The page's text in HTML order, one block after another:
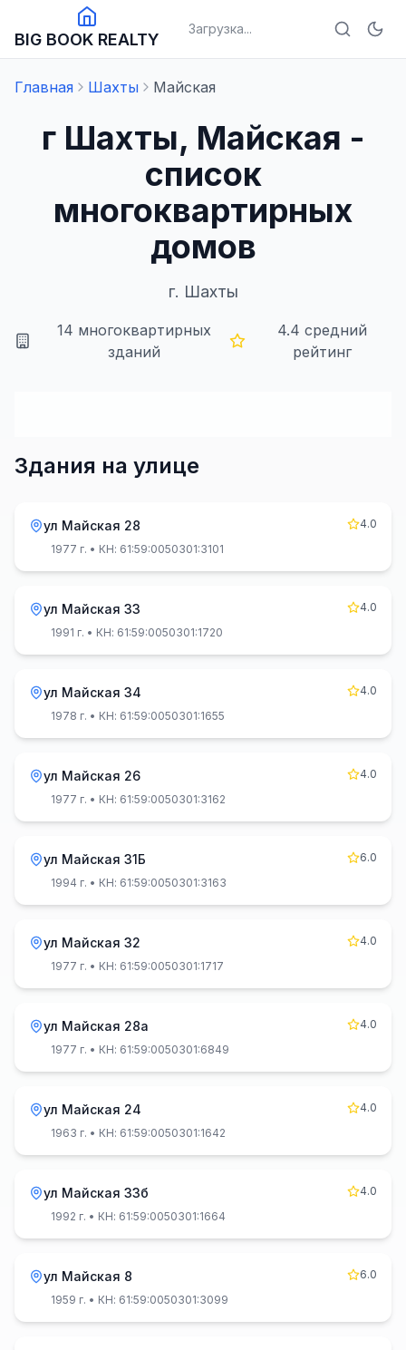
BIG BOOK REALTY
Загрузка...
Главная Шахты Майская
г Шахты, Майская -
список
многоквартирных
домов
г. Шахты
14 многоквартирных
зданий
4.4 средний
рейтинг
Здания на улице
ул Майская 28
4.0
1977 г. • КН: 61:59:0050301:3101
ул Майская 33
4.0
1991 г. • КН: 61:59:0050301:1720
ул Майская 34
4.0
1978 г. • КН: 61:59:0050301:1655
ул Майская 26
4.0
1977 г. • КН: 61:59:0050301:3162
ул Майская 31Б
6.0
1994 г. • КН: 61:59:0050301:3163
ул Майская 32
4.0
1977 г. • КН: 61:59:0050301:1717
ул Майская 28а
4.0
1977 г. • КН: 61:59:0050301:6849
ул Майская 24
4.0
1963 г. • КН: 61:59:0050301:1642
ул Майская 33б
4.0
1992 г. • КН: 61:59:0050301:1664
ул Майская 8
6.0
1959 г. • КН: 61:59:0050301:3099